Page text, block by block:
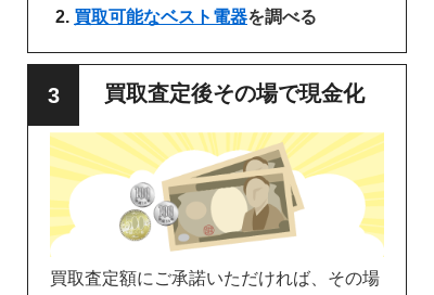
買取可能なベスト電器を調べる
買取査定後その場で現金化
買取査定額にご承諾いただければ、その場